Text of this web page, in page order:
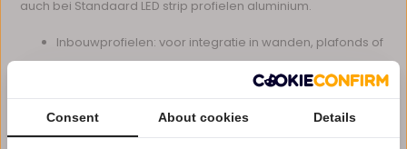
auch bei Standaard LED strip profielen aluminium.
Inbouwprofielen: voor integratie in wanden, plafonds of
meubels, vaak voorzien van een smalle of brede
Opbouwprofielen: eenvoudig te monteren op
oppervlakken, ideaal wanneer inbouw niet mogelijk is.
Consent About cookies Details